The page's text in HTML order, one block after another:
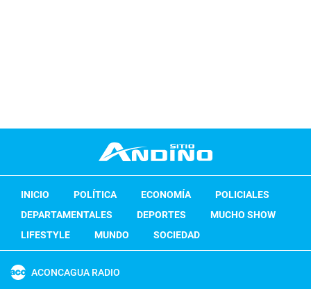
INICIO POLÍTICA ECONOMÍA
POLICIALES
DEPARTAMENTALES
DEPORTES
MUCHO SHOW
LIFESTYLE
MUNDO SOCIEDAD
ACONCAGUA RADIO